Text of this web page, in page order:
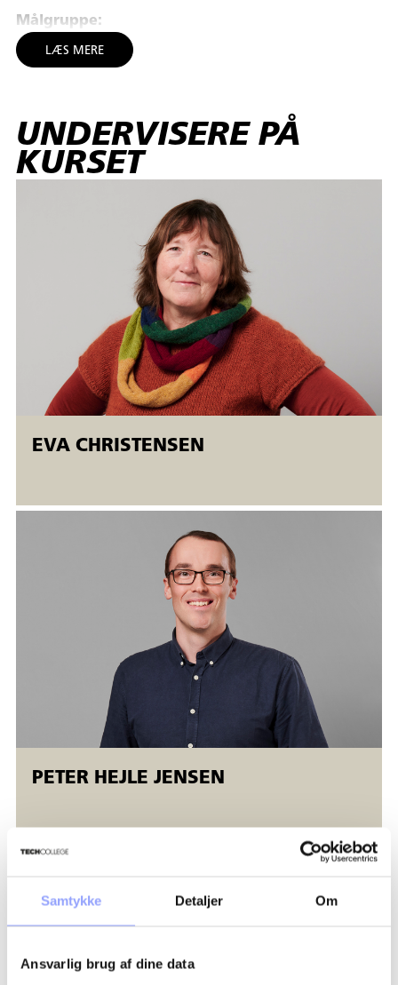
Samtykke Detaljer Om
Ansvarlig brug af dine data
Målgruppe:
Uddannelsen henvender sig til personer, som er beskæftiget
CAD-kurserne afvikles i åbent værksted.
Åbent værksted er fleksible AMU-kurser, der tilbydes både
opstart mandage
samtidig på forskellige niveauer, og kursisterne bliver
undervist individuelt.
LÆS MERE
UNDERVISERE PÅ
KURSET
EVA CHRISTENSEN
PETER HEJLE JENSEN
FORDELAGTIGE DELTAGERVILKÅR
TILSKUD OG ØKONOMI